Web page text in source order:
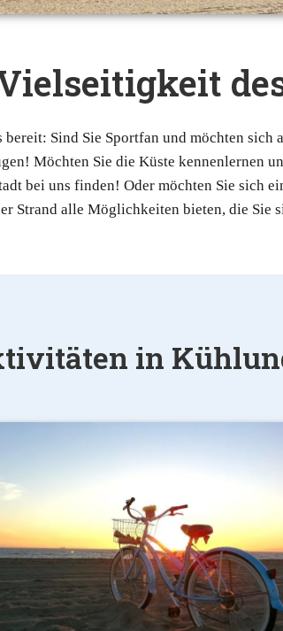
Sind Sie Sportfan und möchten sich
Möchten Sie die Küste kennenlernen
bei uns finden! Oder möchten Sie sich
Strand alle Möglichkeiten bieten, die Sie
in